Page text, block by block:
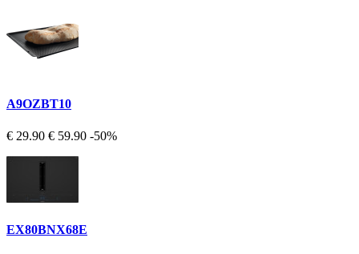
A9OZBT10
€ 29.90 € 59.90 -50%
EX80BNX68E